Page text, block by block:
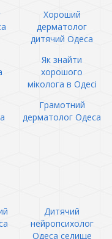
Хороший
дерматолог
дитячий Одеса
Як знайти
хорошого
міколога в Одесі
Грамотний
дерматолог Одеса
Дитячий
нейропсихолог
Одеса селище